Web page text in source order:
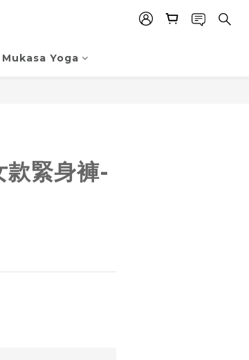
Mukasa Yoga
緊身褲-